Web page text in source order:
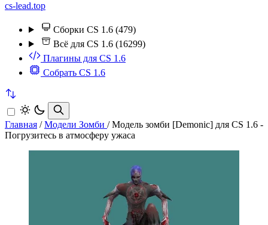
cs-lead.top
Сборки CS 1.6 (479)
Всё для CS 1.6 (16299)
Плагины для CS 1.6
Собрать CS 1.6
Главная / Модели Зомби / Модель зомби [Demonic] для CS 1.6 -
Погрузитесь в атмосферу ужаса